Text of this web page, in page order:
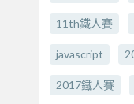
11th鐵人賽
javascript
2017鐵人賽